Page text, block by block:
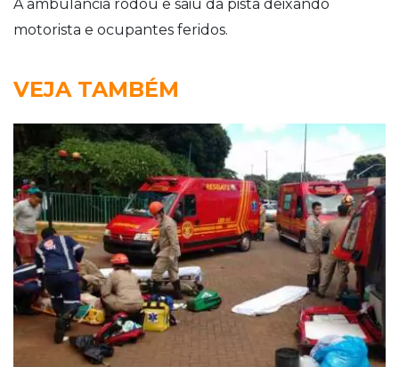
A ambulância rodou e saiu da pista deixando
motorista e ocupantes feridos.
VEJA TAMBÉM